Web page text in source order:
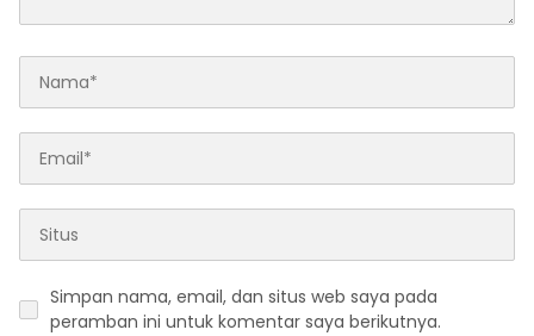
Simpan nama, email, dan situs web saya pada
peramban ini untuk komentar saya berikutnya.